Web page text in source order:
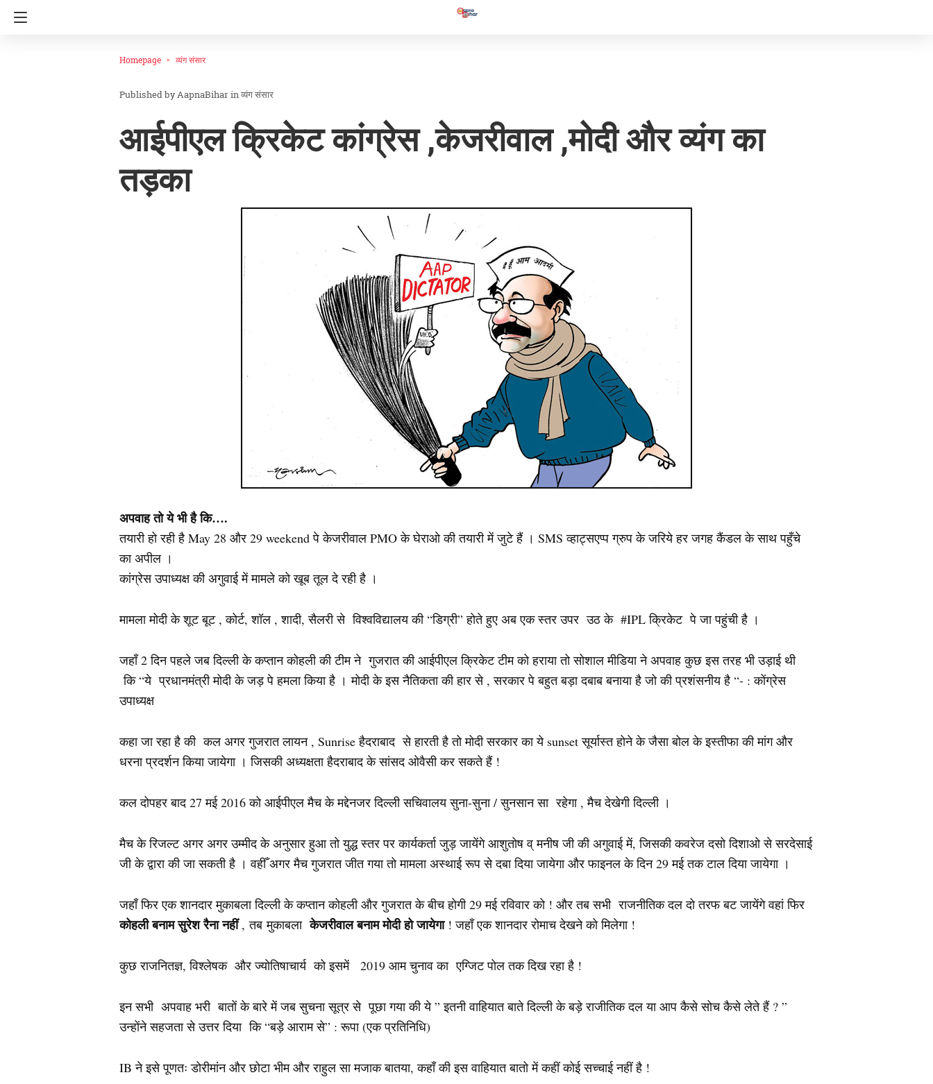
Homepage व्यंग संसार
AapnaBihar inव्यंग संसार
आईपीएल क्रिकेट कांग्रेस ,केजरीवाल ,मोदी और व्यंग का
तड़का
अपवाह तो ये भी है कि….
तयारी हो रही है May 28 और 29 weekend पे केजरीवाल PMO के घेराओ की तयारी में जुटे हैं । SMS व्हाट्सएप्प ग्रुप के जरिये हर जगह कैंडल के साथ पहुँचे
का अपील ।
कांग्रेस उपाध्यक्ष की अगुवाई में मामले को खूब तूल दे रही है ।
मामला मोदी के शूट बूट , कोर्ट, शॉल , शादी, सैलरी से विश्वविद्यालय की “डिग्री” होते हुए अब एक स्तर उपर उठ के #IPL क्रिकेट पे जा पहुंची है ।
जहाँ 2 दिन पहले जब दिल्ली के कप्तान कोहली की टीम ने गुजरात की आईपीएल क्रिकेट टीम को हराया तो सोशाल मीडिया ने अपवाह कुछ इस तरह भी उड़ाई थी
कि “ये प्रधानमंत्री मोदी के जड़ पे हमला किया है । मोदी के इस नैतिकता की हार से , सरकार पे बहुत बड़ा दबाब बनाया है जो की प्रशंसनीय है “- : कोंग्रेस
उपाध्यक्ष
कहा जा रहा है की कल अगर गुजरात लायन , Sunrise हैदराबाद से हारती है तो मोदी सरकार का ये sunset सूर्यास्त होने के जैसा बोल के इस्तीफा की मांग और
धरना प्रदर्शन किया जायेगा । जिसकी अध्यक्षता हैदराबाद के सांसद ओवैसी कर सकते हैं !
कल दोपहर बाद 27 मई 2016 को आईपीएल मैच के मद्देनजर दिल्ली सचिवालय सुना-सुना / सुनसान सा रहेगा , मैच देखेगी दिल्ली ।
मैच के रिजल्ट अगर अगर उम्मीद के अनुसार हुआ तो युद्ध स्तर पर कार्यकर्ता जुड़ जायेंगे आशुतोष व् मनीष जी की अगुवाई में, जिसकी कवरेज दसो दिशाओ से सरदेसाई
जी के द्वारा की जा सकती है । वहीँ अगर मैच गुजरात जीत गया तो मामला अस्थाई रूप से दबा दिया जायेगा और फाइनल के दिन 29 मई तक टाल दिया जायेगा ।
जहाँ फिर एक शानदार मुकाबला दिल्ली के कप्तान कोहली और गुजरात के बीच होगी 29 मई रविवार को ! और तब सभी राजनीतिक दल दो तरफ बट जायेंगे वहां फिर
कोहली बनाम सुरेश रैना नहीं, तब मुकाबलाकेजरीवाल बनाम मोदी हो जायेगा! जहाँ एक शानदार रोमाच देखने को मिलेगा !
कुछ राजनितज्ञ, विश्लेषक और ज्योतिषाचार्य को इसमें 2019 आम चुनाव का एग्जिट पोल तक दिख रहा है !
इन सभी अपवाह भरी बातों के बारे में जब सुचना सूत्र से पूछा गया की ये ” इतनी वाहियात बाते दिल्ली के बड़े राजीतिक दल या आप कैसे सोच कैसे लेते हैं ? ”
उन्होंने सहजता से उत्तर दिया कि “बड़े आराम से” : रूपा (एक प्रतिनिधि)
IB ने इसे पूणतः डोरीमांन और छोटा भीम और राहुल सा मजाक बातया, कहाँ की इस वाहियात बातो में कहीं कोई सच्चाई नहीं है !